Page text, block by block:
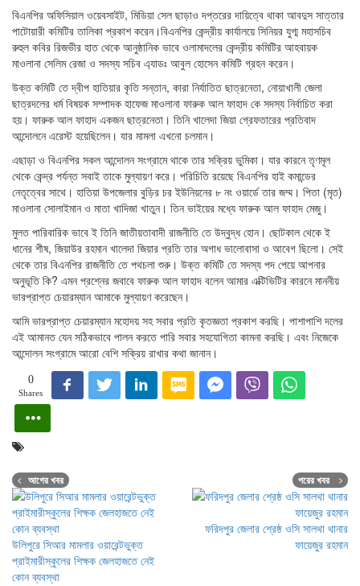
বিএনপির অফিসিয়াল ওয়েবসাইট, মিডিয়া সেল ছাড়াও দপ্তরের দায়িত্বে থাকা আবদুস সাত্তার
পাটোয়ারী কমিটির তালিকা প্রকাশ করেন।বিএনপির কেন্দ্রীয় কার্যালয়ে সিনিয়র যুগ্ম মহাসচিব
রুহুল কবির রিজভীর হাত থেকে আনুষ্ঠানিক ভাবে ওলামাদলের কেন্দ্রীয় কমিটির আহবায়ক
মাওলানা সেলিম রেজা ও সদস্য সচিব এ্যাডঃ আবুল হোসেন কমিটি গ্রহন করেন।
উক্ত কমিটি তে দ্বীপ হাতিয়ার কৃতি সন্তান, কারা নির্যাতিত ছাত্রনেতা, নোয়াখালী জেলা
ছাত্রদলের ধর্ম বিষয়ক সম্পাদক হাফেজ মাওলানা ফারুক আল ফাহাদ কে সদস্য নির্বাচিত করা
হয়। ফারুক আল ফাহাদ একজন ছাত্রনেতা। তিনি খালেদা জিয়া গ্রেফতারের প্রতিবাদ
আন্দোলনে এরেস্ট হয়েছিলেন। যার মামলা এখনো চলমান।
এছাড়া ও বিএনপির সকল আন্দোলন সংগ্রামে থাকে তার সক্রিয় ভুমিকা। যার কারনে তৃণমূল
থেকে কেন্দ্র পর্যন্ত সবাই তাকে মুল্যায়ণ করে। পরিচিতি রয়েছে বিএনপির হাই কমান্ডের
নেতৃত্বের সাথে। হাতিয়া উপজেলার বুড়ির চর ইউনিয়নের ৮ নং ওয়ার্ডে তার জম্ম। পিতা (মৃত)
মাওলানা সোলাইমান ও মাতা খাদিজা খাতুন। তিন ভাইয়ের মধ্যে ফারুক আল ফাহাদ মেজু।
মুলত পারিবারিক ভাবে ই তিনি জাতীয়তাবাদী রাজনীতি তে উদ্বুদ্ধ হোন। ছোটকাল থেকে ই
ধানের শীষ, জিয়াউর রহমান খালেদা জিয়ার প্রতি তার অগাধ ভালোবাসা ও আবেগ ছিলো। সেই
থেকে তার বিএনপির রাজনীতি তে পথচলা শুরু। উক্ত কমিটি তে সদস্য পদ পেয়ে আপনার
অনুভূতি কি? এমন প্রশ্নের জবাবে ফারুক আল ফাহাদ বলেন আমার এক্টিভিটির কারনে মাননীয়
ভারপ্রাপ্ত চেয়ারম্যান আমাকে মুল্যায়ণ করেছেন।
আমি ভারপ্রাপ্ত চেয়ারম্যান মহোদয় সহ সবার প্রতি কৃতজ্ঞতা প্রকাশ করছি। পাশাপাশি দলের
এই আমানত যেন সঠিকভাবে পালন করতে পারি সবার সহযোগিতা কামনা করছি। এবং নিজেকে
আন্দোলন সংগ্রামে আরো বেশি সক্রিয় রাখার কথা জানান।
0
Shares
আগের খবর
উলিপুরে সিআর মামলার ওয়ারেন্টভুক্ত
প্রাইমারীস্কুলের শিক্ষক জেলহাজতে নেই
কোন ব্যবস্থা
পরের খবর
ফরিদপুর জেলার শ্রেষ্ঠ ওসি সালথা থানার
ফায়েজুর রহমান